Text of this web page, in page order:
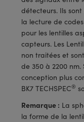
ou Coupleurs
de Poche ou à
: Microscopie
pour Caméras
Optiques Lightpath
Labs™
détecteurs. Ils
la lecture de
pour les lentilles
capteurs. Les
non traitées et
de 350 à 2200
conception plus
BK7 TECHSPEC®
Remarque : La
la forme de la